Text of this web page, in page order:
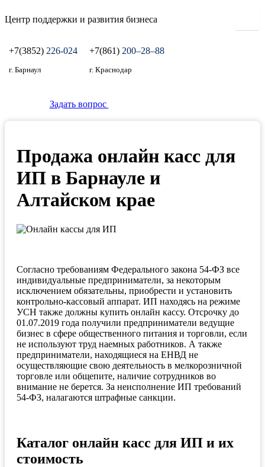
Центр поддержки и развития бизнеса
+7(3852) 226-024
г. Барнаул
+7(861) 200‒28‒88
г. Краснодар
Задать вопрос
Продажа онлайн касс для
ИП в Барнауле и
Алтайском крае
Согласно требованиям Федерального закона 54-ФЗ все
индивидуальные предприниматели, за некоторым
исключением обязательны, приобрести и установить
контрольно-кассовый аппарат. ИП находясь на режиме
УСН также должны купить онлайн кассу. Отсрочку до
01.07.2019 года получили предприниматели ведущие
бизнес в сфере общественного питания и торговли, если
не используют труд наемных работников. А также
предприниматели, находящиеся на ЕНВД не
осуществляющие свою деятельность в мелкорозничной
торговле или общепите, наличие сотрудников во
внимание не берется. За неисполнение ИП требований
54-ФЗ, налагаются штрафные санкции.
Каталог онлайн касс для ИП и их
стоимость